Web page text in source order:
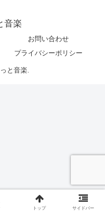
音楽
お問い合わせ
プライバシーポリシー
と音楽.
トップ サイドバー